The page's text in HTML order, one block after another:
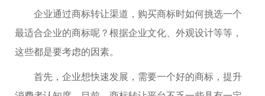
企业通过商标转让渠道，购买商标时如何挑选一个
最适合企业的商标呢？根据企业文化、外观设计等等，
这些都是要考虑的因素。
首先，企业想快速发展，需要一个好的商标，提升